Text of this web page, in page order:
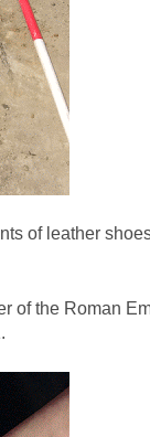
of leather
of the Roman